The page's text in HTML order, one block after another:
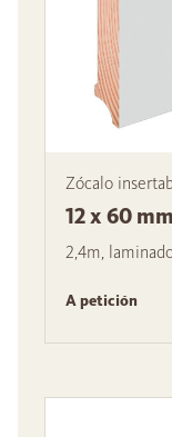
Zócalo
12 x 60
2,4m,
A petición